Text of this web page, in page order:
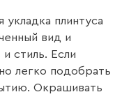
плинтуса
вид и
стиль. Если
легко подобрать
Окрашивать